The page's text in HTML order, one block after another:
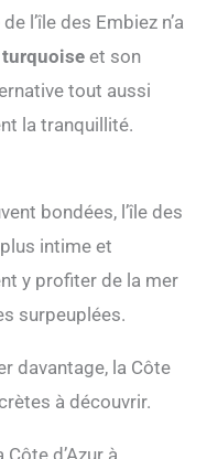
l’île des Embiez n’a
turquoise et son
tout aussi
la tranquillité.
bondées, l’île des
intime et
y profiter de la mer
surpeuplées.
davantage, la Côte
à découvrir.